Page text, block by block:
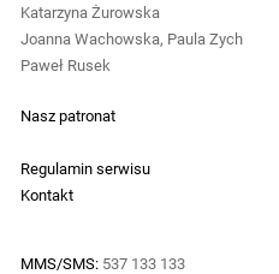
Nasz patronat
Regulamin serwisu
Kontakt
MMS/SMS: 537 133 133
Katarzyna Żurowska
Joanna Wachowska, Paula Zych
Paweł Rusek